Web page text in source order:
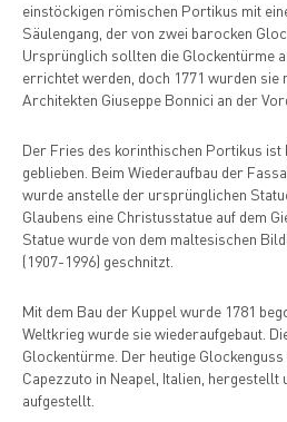
einstöckigen römischen Portikus mit
Säulengang, der von zwei barocken
Ursprünglich sollten die Glockentürme
errichtet werden, doch 1771 wurden sie
Architekten Giuseppe Bonnici an der
Der Fries des korinthischen Portikus ist
geblieben. Beim Wiederaufbau der
wurde anstelle der ursprünglichen
Glaubens eine Christusstatue auf dem
Statue wurde von dem maltesischen
(1907-1996) geschnitzt.
Mit dem Bau der Kuppel wurde 1781
Weltkrieg wurde sie wiederaufgebaut.
Glockentürme. Der heutige
Capezzuto in Neapel, Italien, hergestellt
aufgestellt.